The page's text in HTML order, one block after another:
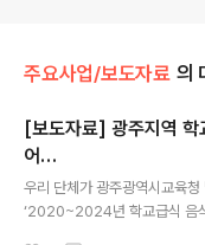
주요사업/보도자료 의
[보도자료] 광주지역 학
어…
우리 단체가 광주광역시교육
‘2020~2024년 학교급식 음